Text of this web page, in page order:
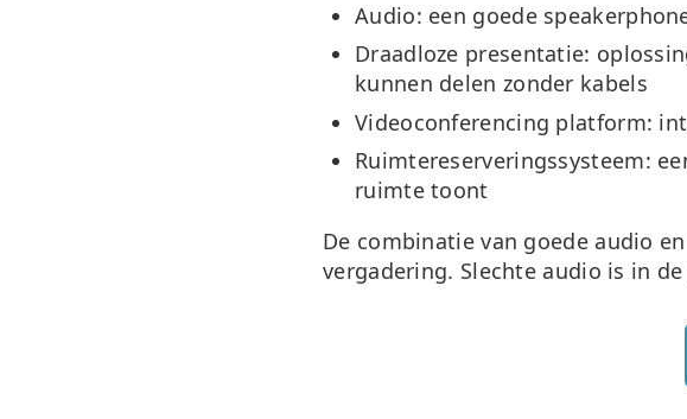
Audio: een goede
Draadloze presentatie:
kunnen delen zonder kabels
Videoconferencing platform:
Ruimtereserveringssysteem:
ruimte toont
De combinatie van goede audio
vergadering. Slechte audio is in